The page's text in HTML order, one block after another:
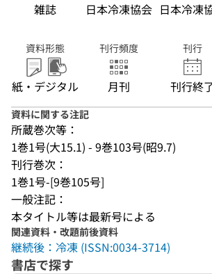
雑誌 日本冷凍協会 日本冷凍
資料形態
紙・デジタル
刊行頻度
月刊
刊行
刊行終
資料に関する注記
所蔵巻次等：
1巻1号(大15.1) - 9巻103号(昭9.7)
刊行巻次：
1巻1号-[9巻105号]
一般注記：
本タイトル等は最新号による
関連資料・改題前後資料
継続後：冷凍 (ISSN:0034-3714)
書店で探す